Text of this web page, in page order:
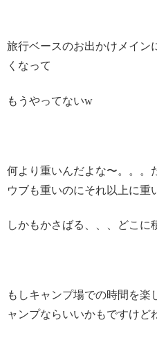
旅行ベースのお出かけメイン
くなって
もうやってないw
何より重いんだよな〜。。。
ウブも重いのにそれ以上に重
しかもかさばる、、、どこに
もしキャンプ場での時間を楽
ャンプならいいかもですけど